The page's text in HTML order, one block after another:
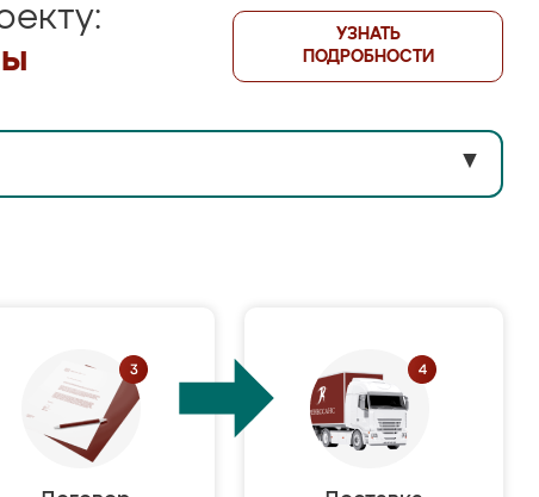
УЗНАТЬ
ПОДРОБНОСТИ
▼